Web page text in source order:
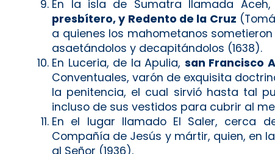
En la isla de Sumatra llamada Aceh,
presbítero, y Redento de la Cruz
a quienes los mahometanos
asaetándolos y decapitándolos (1638).
En Luceria, de la Apulia, san Francisco
Conventuales, varón de exquisita
la penitencia, el cual sirvió hasta tal
incluso de sus vestidos para cubrir al
En el lugar llamado El Saler, cerca
Compañía de Jesús y mártir, quien, en
al Señor (1936).